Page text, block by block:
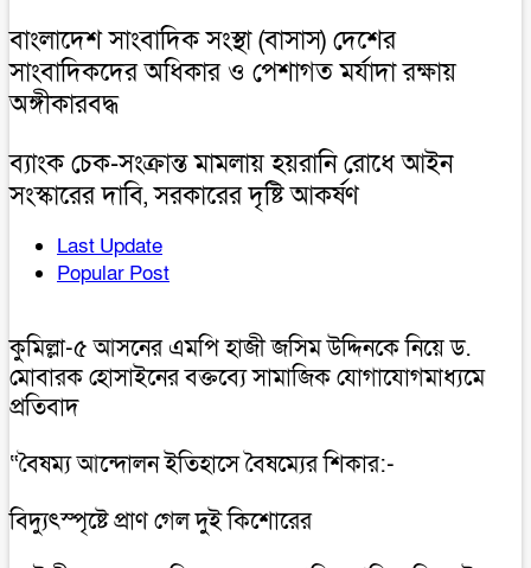
বাংলাদেশ সাংবাদিক সংস্থা (বাসাস) দেশের
সাংবাদিকদের অধিকার ও পেশাগত মর্যাদা রক্ষায়
অঙ্গীকারবদ্ধ
ব্যাংক চেক-সংক্রান্ত মামলায় হয়রানি রোধে আইন
সংস্কারের দাবি, সরকারের দৃষ্টি আকর্ষণ
Last Update
Popular Post
কুমিল্লা-৫ আসনের এমপি হাজী জসিম উদ্দিনকে নিয়ে ড.
মোবারক হোসাইনের বক্তব্যে সামাজিক যোগাযোগমাধ্যমে
প্রতিবাদ
“বৈষম্য আন্দোলন ইতিহাসে বৈষম্যের শিকার:-
বিদ্যুৎস্পৃষ্টে প্রাণ গেল দুই কিশোরের